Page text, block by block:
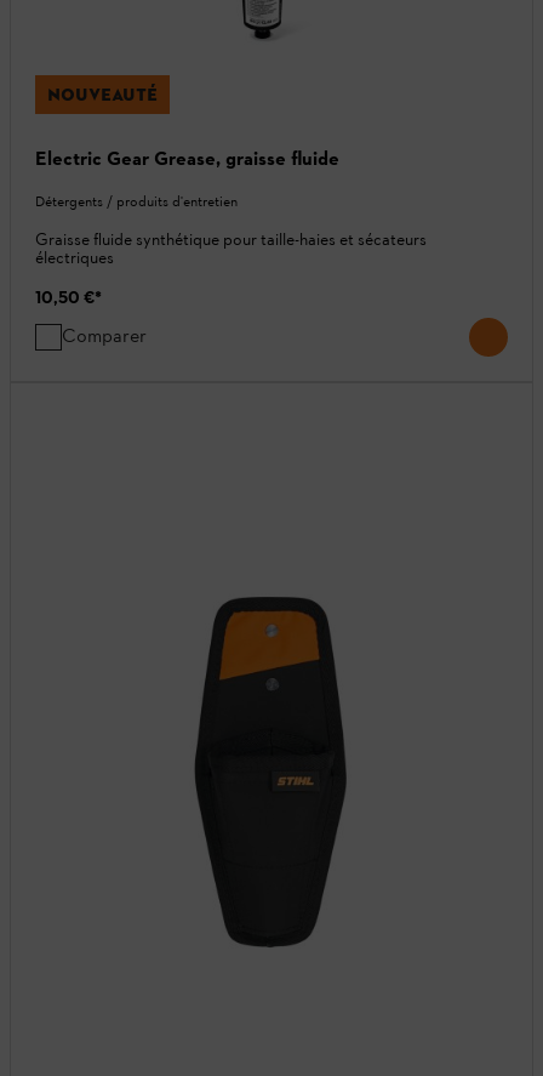
NOUVEAUTÉ
Electric Gear Grease, graisse fluide
Détergents / produits d'entretien
Graisse fluide synthétique pour taille-haies et sécateurs
électriques
10,50 €*
Comparer